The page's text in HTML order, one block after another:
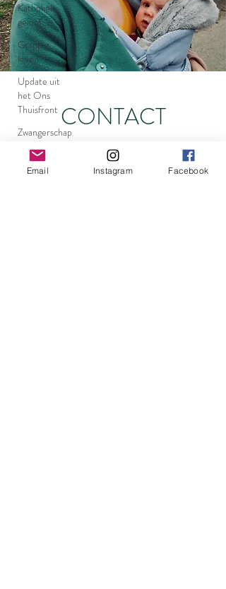
Katholiek
geloof
Grappig
leven
Update uit
het Ons
Thuisfront
Zwangerschap
Vrouw-zijn
Huismoeder
CONTACT
Email Instagram Facebook